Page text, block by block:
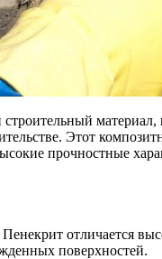
Этот
прочностные
отличается
поверхностей.